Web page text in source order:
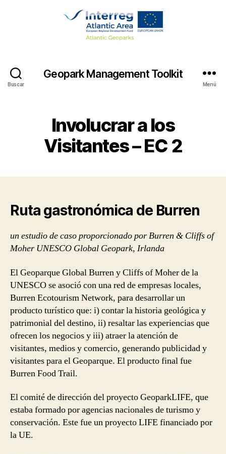
Buscar
Geopark Management Toolkit
Menú
Involucrar a los
Visitantes – EC 2
Ruta gastronómica de Burren
un estudio de caso proporcionado por Burren & Cliffs of
Moher UNESCO Global Geopark, Irlanda
El Geoparque Global Burren y Cliffs of Moher de la
UNESCO se asoció con una red de empresas locales,
Burren Ecotourism Network, para desarrollar un
producto turístico que: i) contar la historia geológica y
patrimonial del destino, ii) resaltar las experiencias que
ofrecen los negocios y iii) atraer la atención de
visitantes, medios y comercio, generando publicidad y
visitantes para el Geoparque. El producto final fue
Burren Food Trail.
El comité de dirección del proyecto GeoparkLIFE, que
estaba formado por agencias nacionales de turismo y
conservación. Este fue un proyecto LIFE financiado por
la UE.